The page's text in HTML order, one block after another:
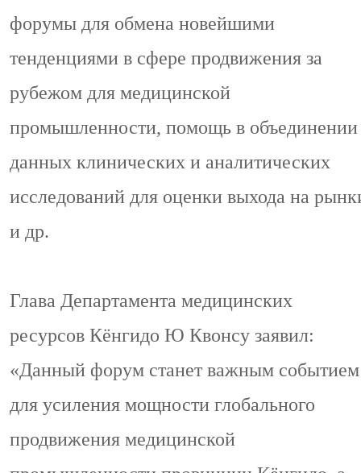
форумы для обмена новейшими
тенденциями в сфере продвижения за
рубежом для медицинской
промышленности, помощь в объединении
данных клинических и аналитических
исследований для оценки выхода на
и др.
Глава Департамента медицинских
ресурсов Кёнгидо Ю Квонсу заявил:
«Данный форум станет важным событием
для усиления мощности глобального
продвижения медицинской